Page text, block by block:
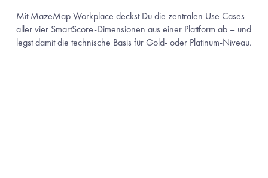
Mit MazeMap Workplace deckst Du die zentralen Use Cases
aller vier SmartScore-Dimensionen aus einer Plattform ab – und
legst damit die technische Basis für Gold- oder Platinum-Niveau.